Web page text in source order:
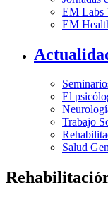
EM Labs
EM
El
Trabajo
Salud